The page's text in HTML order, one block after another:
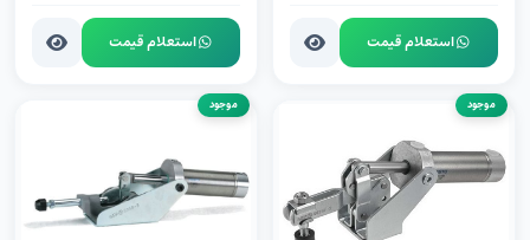
استعلام قیمت استعلام قیمت
موجود موجود